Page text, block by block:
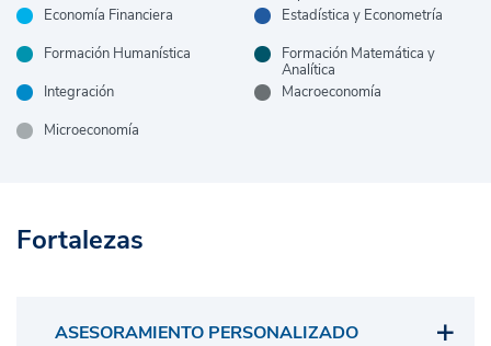
Economía Financiera
Estadística y Econometría
Formación Humanística
Formación Matemática y
Analítica
Integración
Macroeconomía
Microeconomía
Fortalezas
ASESORAMIENTO PERSONALIZADO